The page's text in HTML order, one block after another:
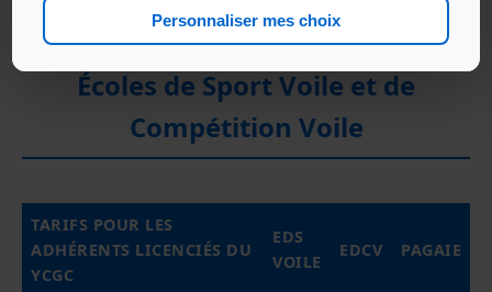
Écoles de Sport Voile et de
Compétition Voile
TARIFS POUR LES
ADHÉRENTS LICENCIÉS DU
YCGC
EDS
VOILE
EDCV PAGAIE
Personnaliser mes choix